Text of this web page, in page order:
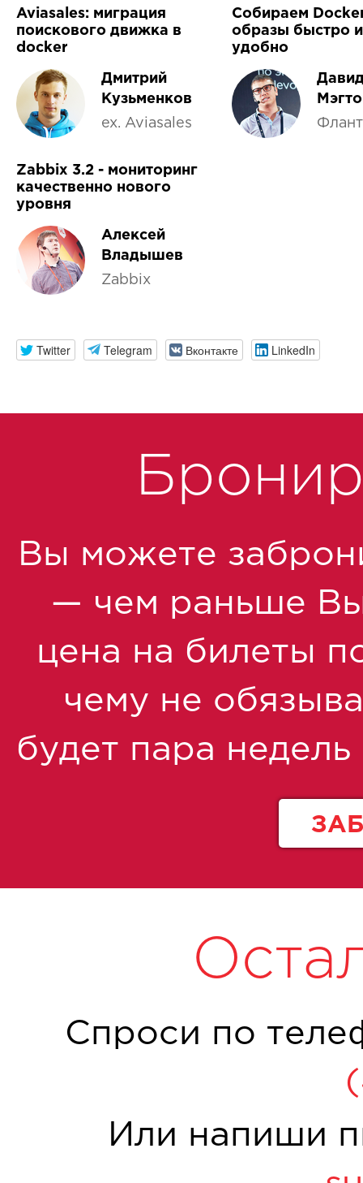
Aviasales: миграция
поискового движка в
docker
Дмитрий
Кузьменков
ex. Aviasales
Собираем
образы быстро и
удобно
Флант
Zabbix 3.2 - мониторинг
качественно нового
уровня
Алексей
Владышев
Zabbix
Twitter Telegram Вконтакте LinkedIn
Вы можете
— чем раньше Вы
цена на билеты
чему не
будет пара
Спроси по
Или напиши